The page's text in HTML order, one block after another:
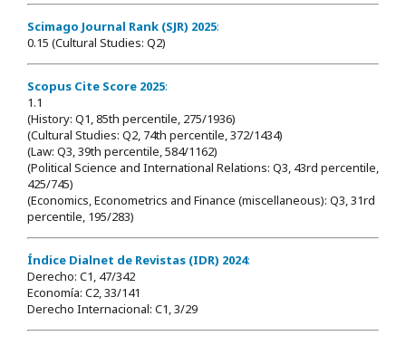
Scimago Journal Rank (SJR) 2025:
0.15 (Cultural Studies: Q2)
Scopus Cite Score 2025:
1.1
(History: Q1, 85th percentile, 275/1936)
(Cultural Studies: Q2, 74th percentile, 372/1434)
(Law: Q3, 39th percentile, 584/1162)
(Political Science and International Relations: Q3, 43rd percentile,
425/745)
(Economics, Econometrics and Finance (miscellaneous): Q3, 31rd
percentile, 195/283)
Índice Dialnet de Revistas (IDR) 2024:
Derecho: C1, 47/342
Economía: C2, 33/141
Derecho Internacional: C1, 3/29